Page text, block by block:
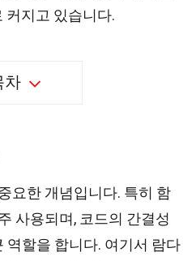
커지고 있습니다.
차
요한 개념입니다. 특히 함
사용되며, 코드의 간결성
역할을 합니다. 여기서 람다